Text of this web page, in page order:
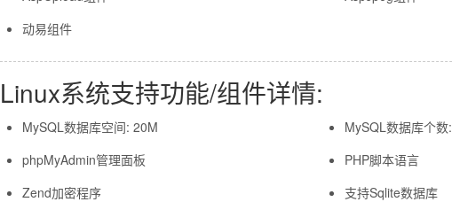
动易组件
Linux系统支持功能/组件详情:
MySQL数据库空间: 20M
MySQL数据库个
phpMyAdmin管理面板
PHP脚本语言
Zend加密程序
支持Sqlite数据库